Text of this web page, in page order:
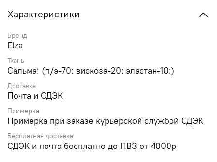
Характеристики
Бренд
Elza
Ткань
Сальма: (п/э-70: вискоза-20: эластан-10:)
Доставка
Почта и СДЭК
Примерка
Примерка при заказе курьерской службой СДЭК
Бесплатная доставка
СДЭК и почта бесплатно до ПВЗ от 4000р